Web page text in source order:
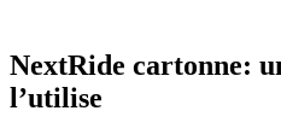
NextRide cartonne:
l’utilise